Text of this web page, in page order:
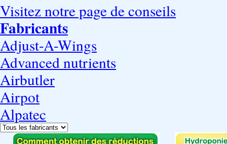
Visitez notre page de conseils
Fabricants
Adjust-A-Wings
Advanced nutrients
Airbutler
Airpot
Alpatec